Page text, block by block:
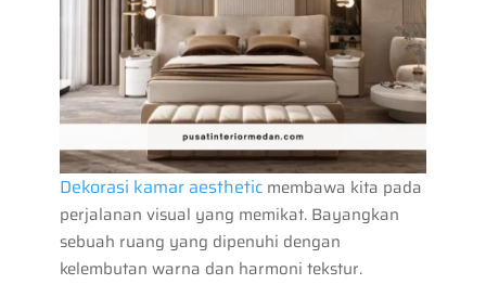
Dekorasi kamar aestheticmembawa kita pada
perjalanan visual yang memikat. Bayangkan
sebuah ruang yang dipenuhi dengan
kelembutan warna dan harmoni tekstur.